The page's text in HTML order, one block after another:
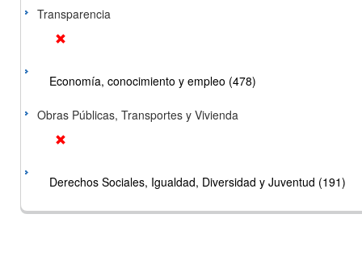
Transparencia
Economía, conocimiento y empleo (478)
Obras Públicas, Transportes y Vivienda
Derechos Sociales, Igualdad, Diversidad y Juventud (191)